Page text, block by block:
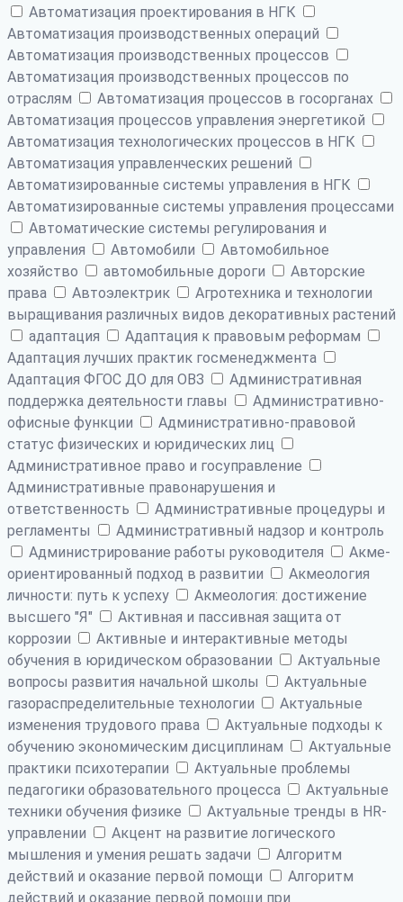
Автоматизация проектирования в НГК
Автоматизация производственных операций
Автоматизация производственных процессов
Автоматизация производственных процессов по
отраслям
Автоматизация процессов в госорганах
Автоматизация процессов управления энергетикой
Автоматизация технологических процессов в НГК
Автоматизация управленческих решений
Автоматизированные системы управления в НГК
Автоматизированные системы управления процессами
Автоматические системы регулирования и
управления
Автомобили
Автомобильное
хозяйство
автомобильные дороги
Авторские
права
Автоэлектрик
Агротехника и технологии
выращивания различных видов декоративных растений
адаптация
Адаптация к правовым реформам
Адаптация лучших практик госменеджмента
Адаптация ФГОС ДО для ОВЗ
Административная
поддержка деятельности главы
Административно-
офисные функции
Административно-правовой
статус физических и юридических лиц
Административное право и госуправление
Административные правонарушения и
ответственность
Административные процедуры и
регламенты
Административный надзор и контроль
Администрирование работы руководителя
Акме-
ориентированный подход в развитии
Акмеология
личности: путь к успеху
Акмеология: достижение
высшего "Я"
Активная и пассивная защита от
коррозии
Активные и интерактивные методы
обучения в юридическом образовании
Актуальные
вопросы развития начальной школы
Актуальные
газораспределительные технологии
Актуальные
изменения трудового права
Актуальные подходы к
обучению экономическим дисциплинам
Актуальные
практики психотерапии
Актуальные проблемы
педагогики образовательного процесса
Актуальные
техники обучения физике
Актуальные тренды в HR-
управлении
Акцент на развитие логического
мышления и умения решать задачи
Алгоритм
действий и оказание первой помощи
Алгоритм
действий и оказание первой помощи при